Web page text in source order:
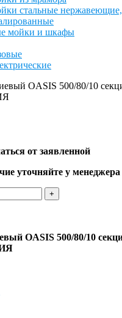
стальные нержавеющие,
мойки и шкафы
от заявленной
уточняйте у менеджера
+
OASIS 500/80/10